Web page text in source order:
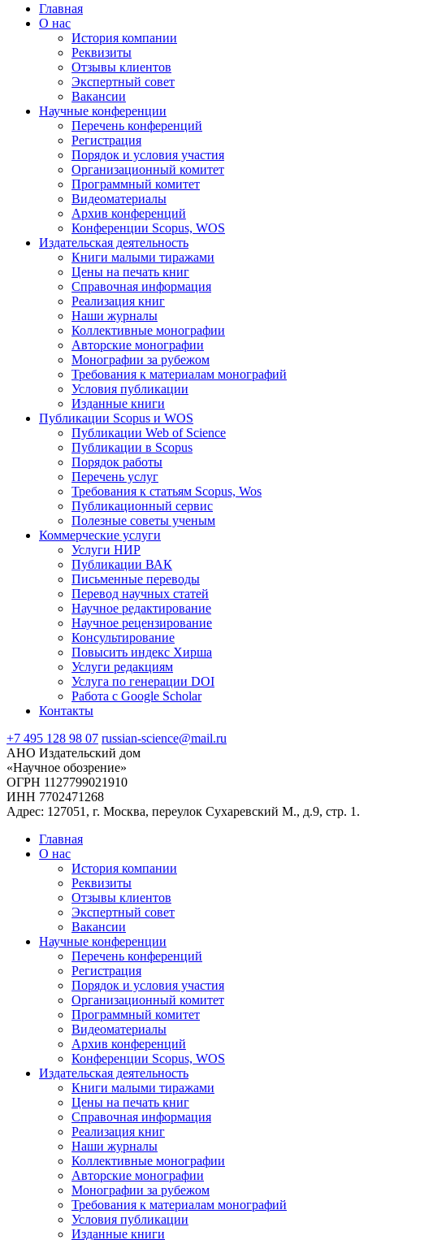
Главная
О нас
История компании
Реквизиты
Отзывы клиентов
Экспертный совет
Вакансии
Научные конференции
Перечень конференций
Регистрация
Порядок и условия участия
Организационный комитет
Программный комитет
Видеоматериалы
Архив конференций
Конференции Scopus, WOS
Издательская деятельность
Книги малыми тиражами
Цены на печать книг
Справочная информация
Реализация книг
Наши журналы
Коллективные монографии
Авторские монографии
Монографии за рубежом
Требования к материалам монографий
Условия публикации
Изданные книги
Публикации Scopus и WOS
Публикации Web of Science
Публикации в Scopus
Порядок работы
Перечень услуг
Требования к статьям Scopus, Wos
Публикационный сервис
Полезные советы ученым
Коммерческие услуги
Услуги НИР
Публикации ВАК
Письменные переводы
Перевод научных статей
Научное редактирование
Научное рецензирование
Консультирование
Повысить индекс Хирша
Услуги редакциям
Услуга по генерации DOI
Работа с Google Scholar
Контакты
+7 495 128 98 07 russian-science@mail.ru
АНО Издательский дом
«Научное обозрение»
ОГРН 1127799021910
ИНН 7702471268
Адрес: 127051, г. Москва, переулок Сухаревский М., д.9, стр. 1.
Главная
О нас
История компании
Реквизиты
Отзывы клиентов
Экспертный совет
Вакансии
Научные конференции
Перечень конференций
Регистрация
Порядок и условия участия
Организационный комитет
Программный комитет
Видеоматериалы
Архив конференций
Конференции Scopus, WOS
Издательская деятельность
Книги малыми тиражами
Цены на печать книг
Справочная информация
Реализация книг
Наши журналы
Коллективные монографии
Авторские монографии
Монографии за рубежом
Требования к материалам монографий
Условия публикации
Изданные книги